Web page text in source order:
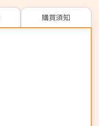
購買須知